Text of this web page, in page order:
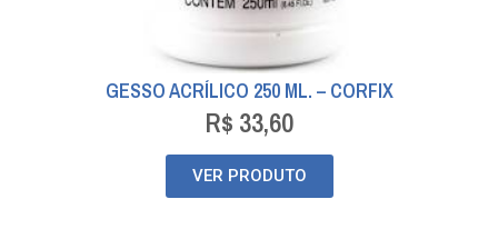
GESSO ACRÍLICO 250 ML. – CORFIX
R$ 33,60
VER PRODUTO